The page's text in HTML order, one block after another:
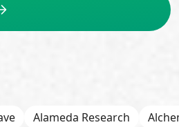
Alameda Research